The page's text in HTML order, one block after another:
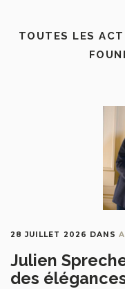
TOUTES LES
28 JUILLET 2026 DANS
Julien
des